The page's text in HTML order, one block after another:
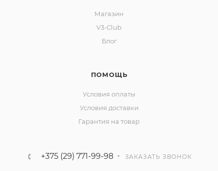
Магазин
V3-Club
Блог
ПОМОЩЬ
Условия оплаты
Условия доставки
Гарантия на товар
+375 (29) 771-99-98 ЗАКАЗАТЬ ЗВОНОК